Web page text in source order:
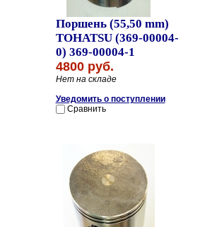
Поршень (55,50 mm)
TOHATSU (369-00004-
0) 369-00004-1
4800 руб.
Нет на складе
Уведомить о поступлении
Сравнить